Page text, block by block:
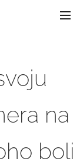
na
boli